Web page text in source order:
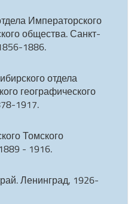
Императорского
общества. Санкт-
1886.
отдела
географического
1917.
Томского
- 1916.
Ленинград, 1926-